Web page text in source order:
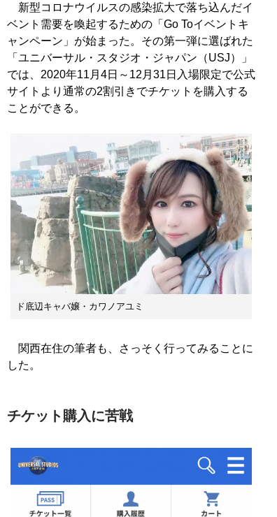
新型コロナウイルスの感染拡大で落ち込んだイ
ベント需要を喚起するための「Go Toイベントキ
ャンペーン」が始まった。その第一弾に選ばれた
「ユニバーサル・スタジオ・ジャパン（USJ）」
では、2020年11月4日～12月31日入場限定で公式
サイトより通常の2割引きでチケットを購入する
ことができる。
ド底辺キャバ嬢・カワノアユミ
関西在住の筆者も、さっそく行ってみることに
した。
チケット購入に苦戦